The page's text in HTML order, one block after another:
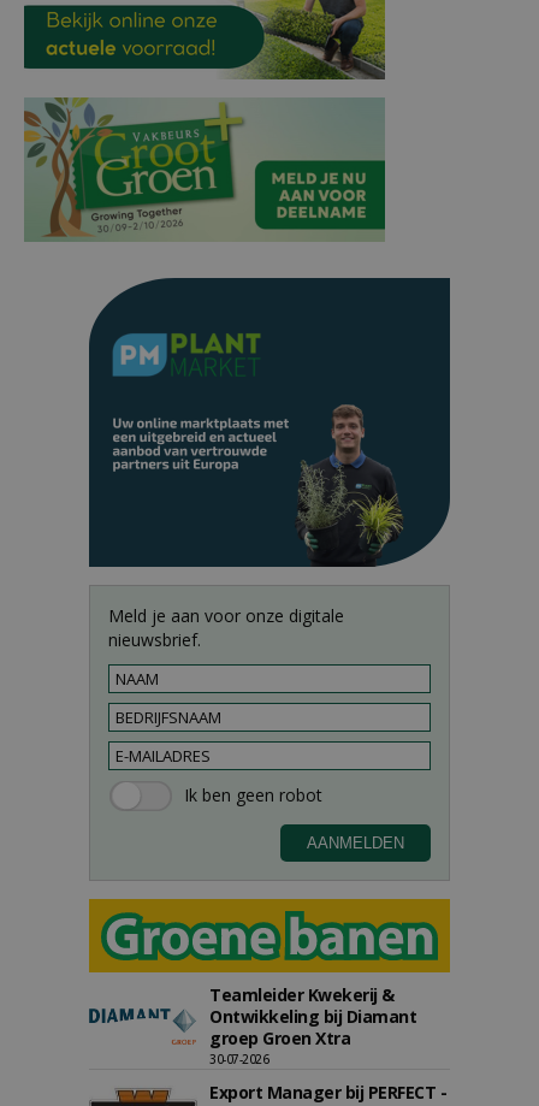
Meld je aan voor onze digitale
nieuwsbrief.
Teamleider Kwekerij &
Ontwikkeling bij Diamant
groep Groen Xtra
30-07-2026
Export Manager bij PERFECT -